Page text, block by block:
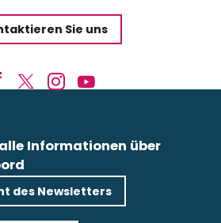
Sie uns
Informationen über
des Newsletters